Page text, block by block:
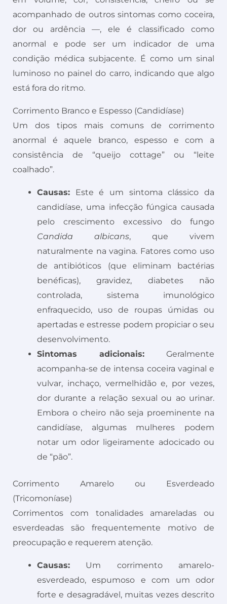
acompanhado de outros sintomas como coceira,
dor ou ardência —, ele é classificado como
anormal e pode ser um indicador de uma
condição médica subjacente. É como um sinal
luminoso no painel do carro, indicando que algo
está fora do ritmo.
Corrimento Branco e Espesso (Candidíase)
Um dos tipos mais comuns de corrimento
anormal é aquele branco, espesso e com a
consistência de “queijo cottage” ou “leite
coalhado”.
Causas: Este é um sintoma clássico da
candidíase, uma infecção fúngica causada
pelo crescimento excessivo do fungo
Candida albicans, que vivem
naturalmente na vagina. Fatores como uso
de antibióticos (que eliminam bactérias
benéficas), gravidez, diabetes não
controlada, sistema imunológico
enfraquecido, uso de roupas úmidas ou
apertadas e estresse podem propiciar o seu
desenvolvimento.
Sintomas adicionais: Geralmente
acompanha-se de intensa coceira vaginal e
vulvar, inchaço, vermelhidão e, por vezes,
dor durante a relação sexual ou ao urinar.
Embora o cheiro não seja proeminente na
candidíase, algumas mulheres podem
notar um odor ligeiramente adocicado ou
de “pão”.
Corrimento Amarelo ou Esverdeado
(Tricomoníase)
Corrimentos com tonalidades amareladas ou
esverdeadas são frequentemente motivo de
preocupação e requerem atenção.
Causas: Um corrimento amarelo-
esverdeado, espumoso e com um odor
forte e desagradável, muitas vezes descrito